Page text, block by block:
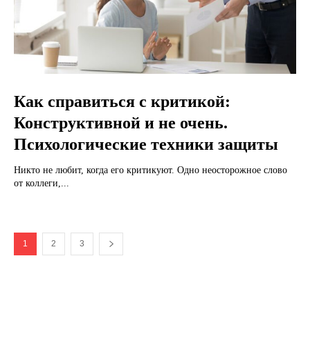
Как справиться с критикой:
Конструктивной и не очень.
Психологические техники защиты
Никто не любит, когда его критикуют. Одно неосторожное слово
от коллеги,...
1 2 3